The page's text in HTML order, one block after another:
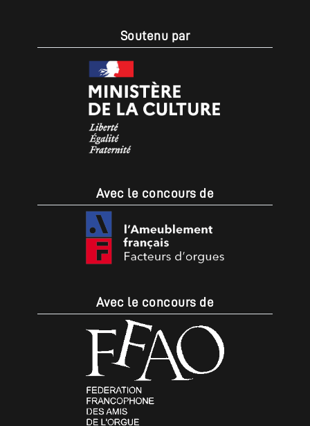
Soutenu par
Avec le concours de
Avec le concours de